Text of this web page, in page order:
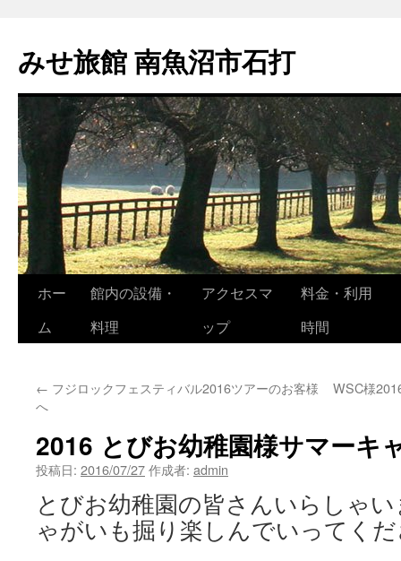
テ
ン
ス
キ
ッ
プ
みせ旅館 南魚沼市石打
ホー
ム
館内の設備・
料理
アクセスマ
ップ
料金・利用
時間
← フジロックフェスティバル2016ツアーのお客様
へ
WSC様
2016 とびお幼稚園様サマーキ
投稿日: 2016/07/27作成者: admin
とびお幼稚園の皆さんいらしゃ
ゃがいも掘り楽しんでいってく